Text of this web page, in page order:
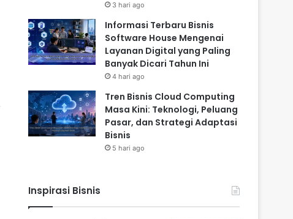
3 hari ago
Informasi Terbaru Bisnis
Software House Mengenai
Layanan Digital yang Paling
Banyak Dicari Tahun Ini
4 hari ago
Tren Bisnis Cloud Computing
Masa Kini: Teknologi, Peluang
Pasar, dan Strategi Adaptasi
Bisnis
5 hari ago
Inspirasi Bisnis